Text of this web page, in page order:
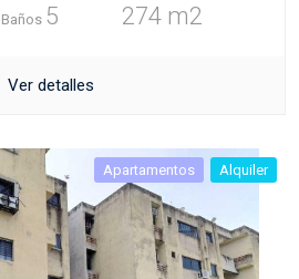
Baños 5 274 m2
Ver detalles
Apartamentos Alquiler